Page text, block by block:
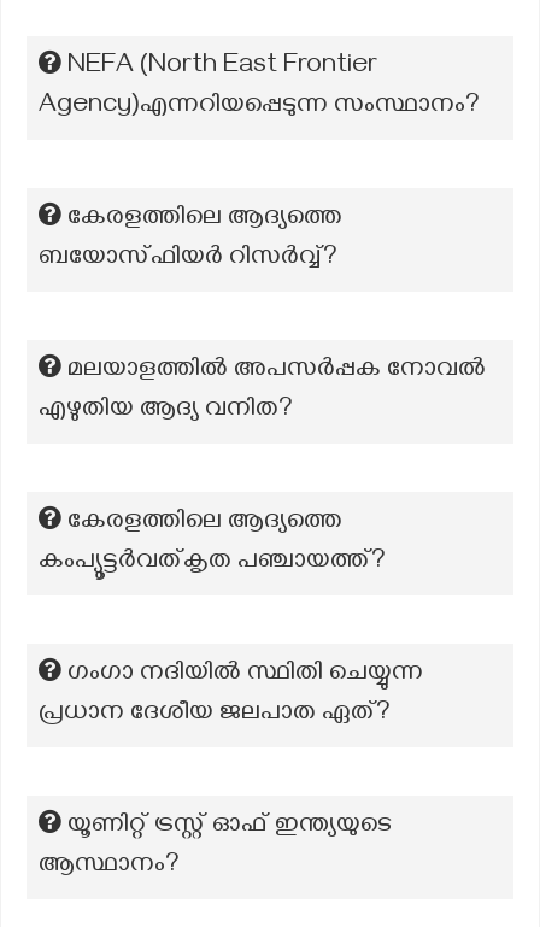
NEFA (North East Frontier
Agency)എന്നറിയപ്പെടുന്ന സംസ്ഥാനം?
കേരളത്തിലെ ആദ്യത്തെ
ബയോസ്ഫിയര്‍ റിസര്‍വ്വ്?
മലയാളത്തില്‍ അപസര്‍പ്പക നോവല്‍
എഴുതിയ ആദ്യ വനിത?
കേരളത്തിലെ ആദ്യത്തെ
കംപ്യൂട്ടർവത്‌കൃത പഞ്ചായത്ത്?
ഗംഗാ നദിയിൽ സ്ഥിതി ചെയ്യുന്ന
പ്രധാന ദേശീയ ജലപാത ഏത്?
യൂണിറ്റ് ട്രസ്റ്റ് ഓഫ് ഇന്ത്യയുടെ
ആസ്ഥാനം?